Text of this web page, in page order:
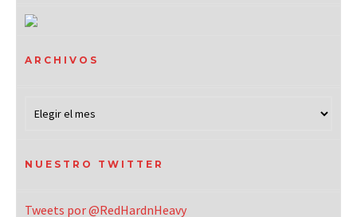
ARCHIVOS
NUESTRO TWITTER
Tweets por @RedHardnHeavy